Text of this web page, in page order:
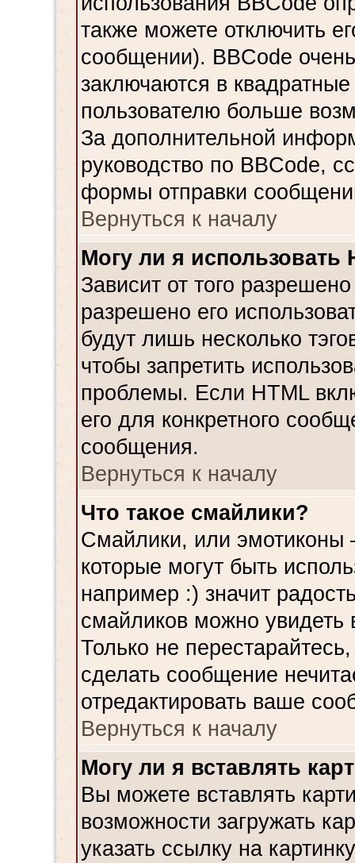
также можете отключить
сообщении). BBCode
заключаются в
пользователю больше
За дополнительной
руководство по BBCode,
формы отправки
Вернуться к началу
Могу ли я использовать
Зависит от того
разрешено его
будут лишь несколько
чтобы запретить
проблемы. Если HTML
его для конкретного
сообщения.
Вернуться к началу
Что такое смайлики?
Смайлики, или эмотиконы
которые могут быть
например :) значит
смайликов можно
Только не
сделать сообщение
отредактировать ваше
Вернуться к началу
Могу ли я вставлять
Вы можете вставлять
возможности загружать
указать ссылку на